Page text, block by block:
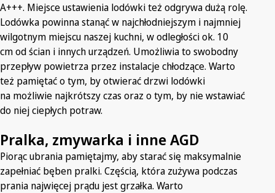
A+++. Miejsce ustawienia lodówki też odgrywa dużą rolę.
Lodówka powinna stanąć w najchłodniejszym i najmniej
wilgotnym miejscu naszej kuchni, w odległości ok. 10
cm od ścian i innych urządzeń. Umożliwia to swobodny
przepływ powietrza przez instalacje chłodzące. Warto
też pamiętać o tym, by otwierać drzwi lodówki
na możliwie najkrótszy czas oraz o tym, by nie wstawiać
do niej ciepłych potraw.
Pralka, zmywarka i inne AGD
Piorąc ubrania pamiętajmy, aby starać się maksymalnie
zapełniać bęben pralki. Częścią, która zużywa podczas
prania najwięcej prądu jest grzałka. Warto